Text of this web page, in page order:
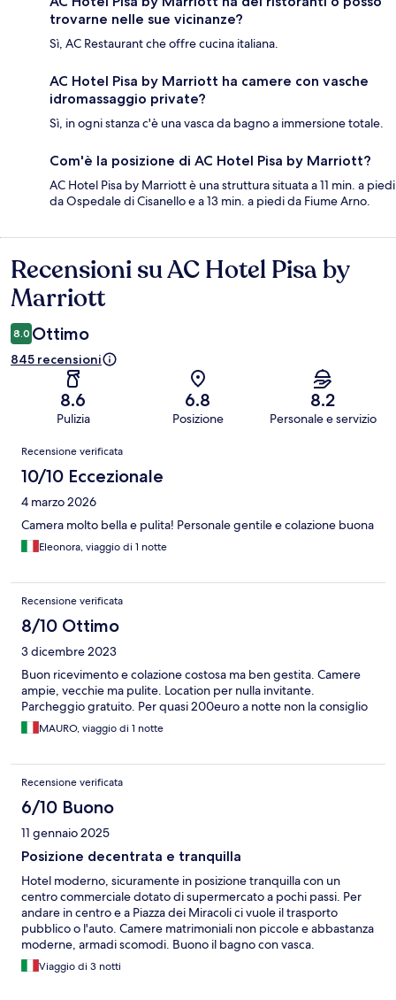
trovarne nelle sue vicinanze?
Sì, AC Restaurant che offre cucina italiana.
AC Hotel Pisa by Marriott ha camere con vasche
idromassaggio private?
Sì, in ogni stanza c'è una vasca da bagno a immersione totale.
Com'è la posizione di AC Hotel Pisa by Marriott?
AC Hotel Pisa by Marriott è una struttura situata a 11 min. a piedi
da Ospedale di Cisanello e a 13 min. a piedi da Fiume Arno.
Recensioni
Recensioni su AC Hotel Pisa by
Marriott
8.0 Ottimo
845 recensioni
8.6
Pulizia
6.8
Posizione
8.2
Personale e servizio
Recensioni
Recensione verificata
10/10 Eccezionale
4 marzo 2026
Camera molto bella e pulita! Personale gentile e colazione buona
Eleonora, viaggio di 1 notte
Recensione verificata
8/10 Ottimo
3 dicembre 2023
Buon ricevimento e colazione costosa ma ben gestita. Camere
ampie, vecchie ma pulite. Location per nulla invitante.
Parcheggio gratuito. Per quasi 200euro a notte non la consiglio
MAURO, viaggio di 1 notte
Recensione verificata
6/10 Buono
11 gennaio 2025
Posizione decentrata e tranquilla
Hotel moderno, sicuramente in posizione tranquilla con un
centro commerciale dotato di supermercato a pochi passi. Per
andare in centro e a Piazza dei Miracoli ci vuole il trasporto
pubblico o l'auto. Camere matrimoniali non piccole e abbastanza
moderne, armadi scomodi. Buono il bagno con vasca.
Parcheggio ampio sotto l'albergo. Colazione non testata.
Viaggio di 3 notti